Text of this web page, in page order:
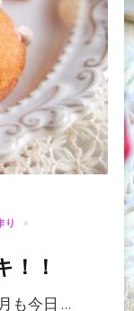
り
！！
も今日 …